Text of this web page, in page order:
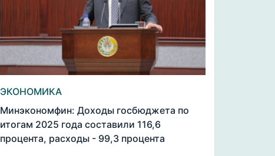
ЭКОНОМИКА
Минэкономфин: Доходы госбюджета по
итогам 2025 года составили 116,6
процента, расходы - 99,3 процента